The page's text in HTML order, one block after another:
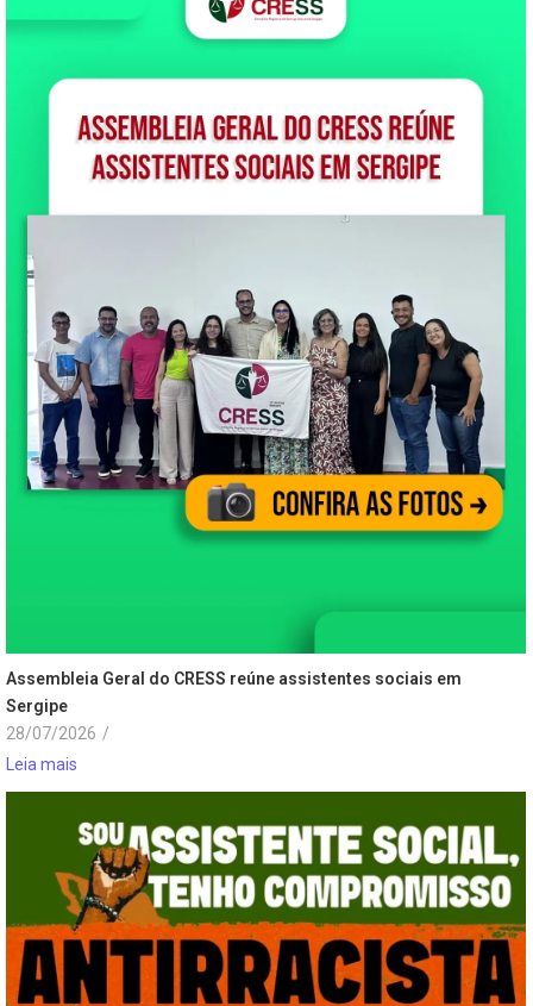
Assembleia Geral do CRESS reúne assistentes sociais em
Sergipe
28/07/2026 /
Leia mais